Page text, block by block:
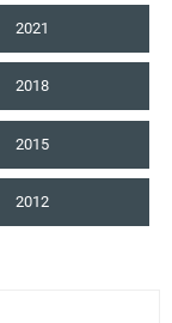
2021
2018
2015
2012